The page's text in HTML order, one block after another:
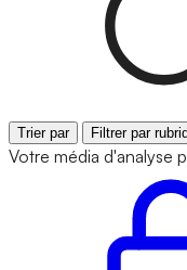
Trier par Filtrer par
Votre média d'analyse